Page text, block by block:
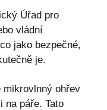
Úřad pro
vládní
jako bezpečné,
je.
mikrovlnný ohřev
na páře. Tato